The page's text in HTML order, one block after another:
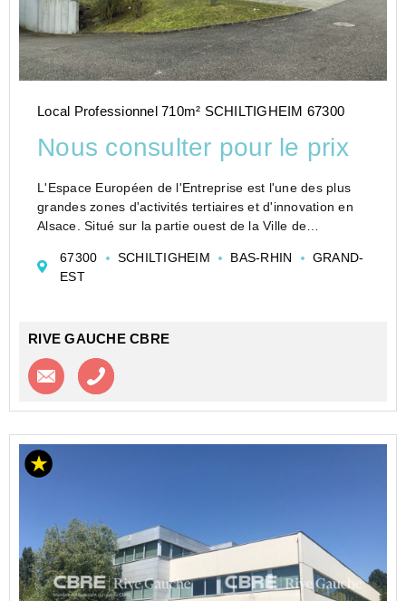
Local Professionnel 710m² SCHILTIGHEIM 67300
Nous consulter pour le prix
L'Espace Européen de l'Entreprise est l'une des plus
grandes zones d'activités tertiaires et d'innovation en
Alsace. Situé sur la partie ouest de la Ville de
parc tertiaire concentre...
67300 SCHILTIGHEIM BAS-RHIN
GRAND-
EST
RIVE GAUCHE CBRE
Contacter l'agence